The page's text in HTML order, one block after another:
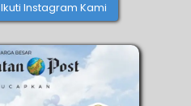
Ikuti Instagram Kami